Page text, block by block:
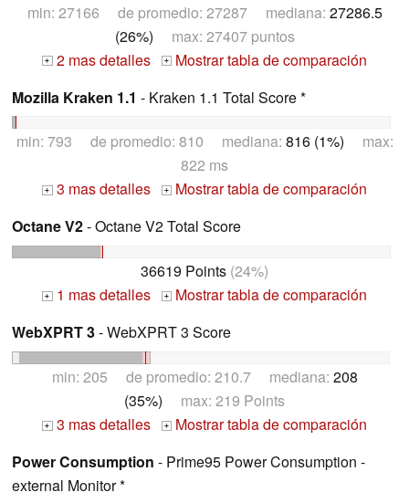
min: 27166 de promedio: 27287 mediana: 27286.5
(26%) max: 27407 puntos
+ 2 mas detalles +
Mostrar tabla de comparación
Mozilla Kraken 1.1 - Kraken 1.1 Total Score *
min: 793 de promedio: 810 mediana: 816 (1%) max:
822 ms
+ 3 mas detalles +
Mostrar tabla de comparación
Octane V2- Octane V2 Total Score
36619 Points (24%)
+ 1 mas detalles +
Mostrar tabla de comparación
WebXPRT 3- WebXPRT 3 Score
min: 205 de promedio: 210.7 mediana: 208
(35%) max: 219 Points
+ 3 mas detalles +
Mostrar tabla de comparación
Power Consumption - Prime95 Power Consumption -
external Monitor *